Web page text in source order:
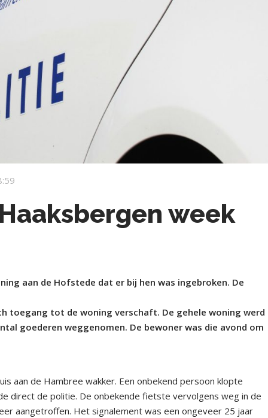
week
aan de Hofstede dat er bij hen was ingebroken. De
toegang tot de woning verschaft. De gehele woning werd
goederen weggenomen. De bewoner was die avond om
aan de Hambree wakker. Een onbekend persoon klopte
direct de politie. De onbekende fietste vervolgens weg in de
aangetroffen. Het signalement was een ongeveer 25 jaar